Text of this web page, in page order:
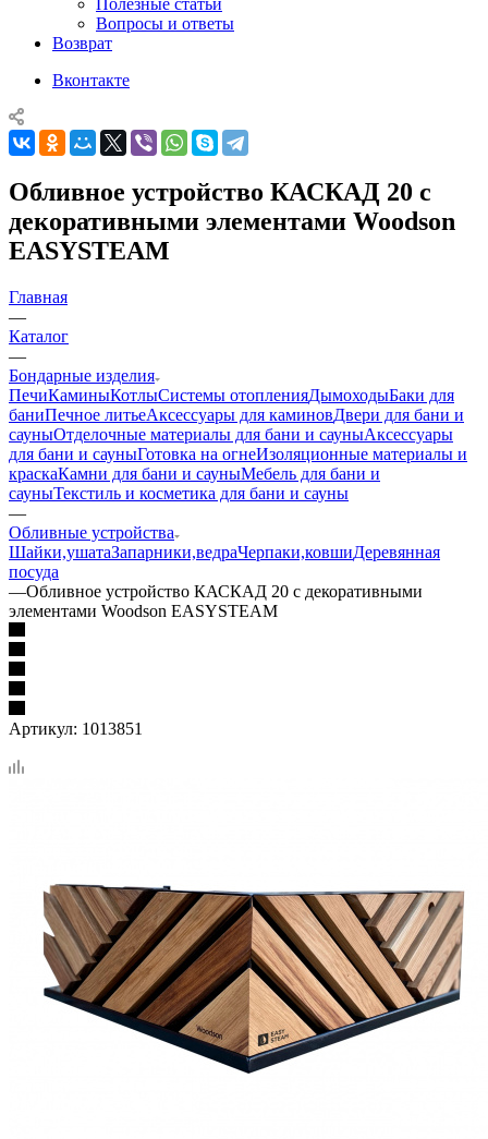
Полезные статьи
Вопросы и ответы
Возврат
Вконтакте
Обливное устройство КАСКАД 20 с
декоративными элементами Woodson
EASYSTEAM
Главная
—
Каталог
—
Бондарные изделия
ПечиКаминыКотлыСистемы отопленияДымоходыБаки для
баниПечное литьеАксессуары для каминовДвери для бани и
сауныОтделочные материалы для бани и сауныАксессуары
для бани и сауныГотовка на огнеИзоляционные материалы и
краскаКамни для бани и сауныМебель для бани и
сауныТекстиль и косметика для бани и сауны
—
Обливные устройства
Шайки,ушатаЗапарники,ведраЧерпаки,ковшиДеревянная
посуда
—Обливное устройство КАСКАД 20 с декоративными
элементами Woodson EASYSTEAM
Артикул: 1013851